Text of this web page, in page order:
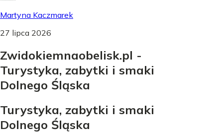
Martyna Kaczmarek
27 lipca 2026
Zwidokiemnaobelisk.pl -
Turystyka, zabytki i smaki
Dolnego Śląska
Turystyka, zabytki i smaki
Dolnego Śląska